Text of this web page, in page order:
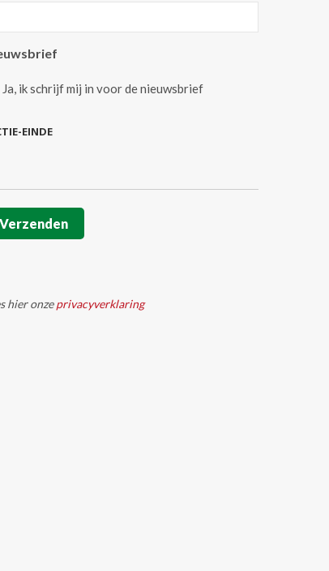
Workshop: Van
leads naar deals
Ja, ik schrijf mij in voor de nieuwsbrief
EINDE
Verzenden
hier onzeprivacyverklaring